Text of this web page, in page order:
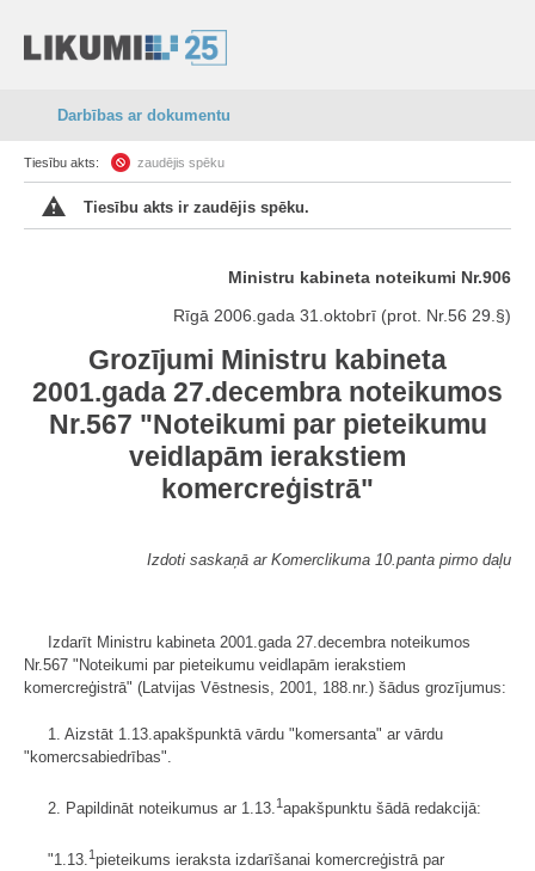
Darbības ar dokumentu
Tiesību akts: zaudējis spēku
Tiesību akts ir zaudējis spēku.
Ministru kabineta noteikumi Nr.906
Rīgā 2006.gada 31.oktobrī (prot. Nr.56 29.§)
Grozījumi Ministru kabineta
2001.gada 27.decembra noteikumos
Nr.567 "Noteikumi par pieteikumu
veidlapām ierakstiem
komercreģistrā"
Izdoti saskaņā ar Komerclikuma 10.panta pirmo daļu
Izdarīt Ministru kabineta 2001.gada 27.decembra noteikumos
Nr.567 "Noteikumi par pieteikumu veidlapām ierakstiem
komercreģistrā" (Latvijas Vēstnesis, 2001, 188.nr.) šādus grozījumus:
1. Aizstāt 1.13.apakšpunktā vārdu "komersanta" ar vārdu
"komercsa­biedrības".
2. Papildināt noteikumus ar 1.13. 1apakšpunktu šādā redakcijā:
"1.13.1pieteikums ieraksta izdarīšanai komercreģistrā par